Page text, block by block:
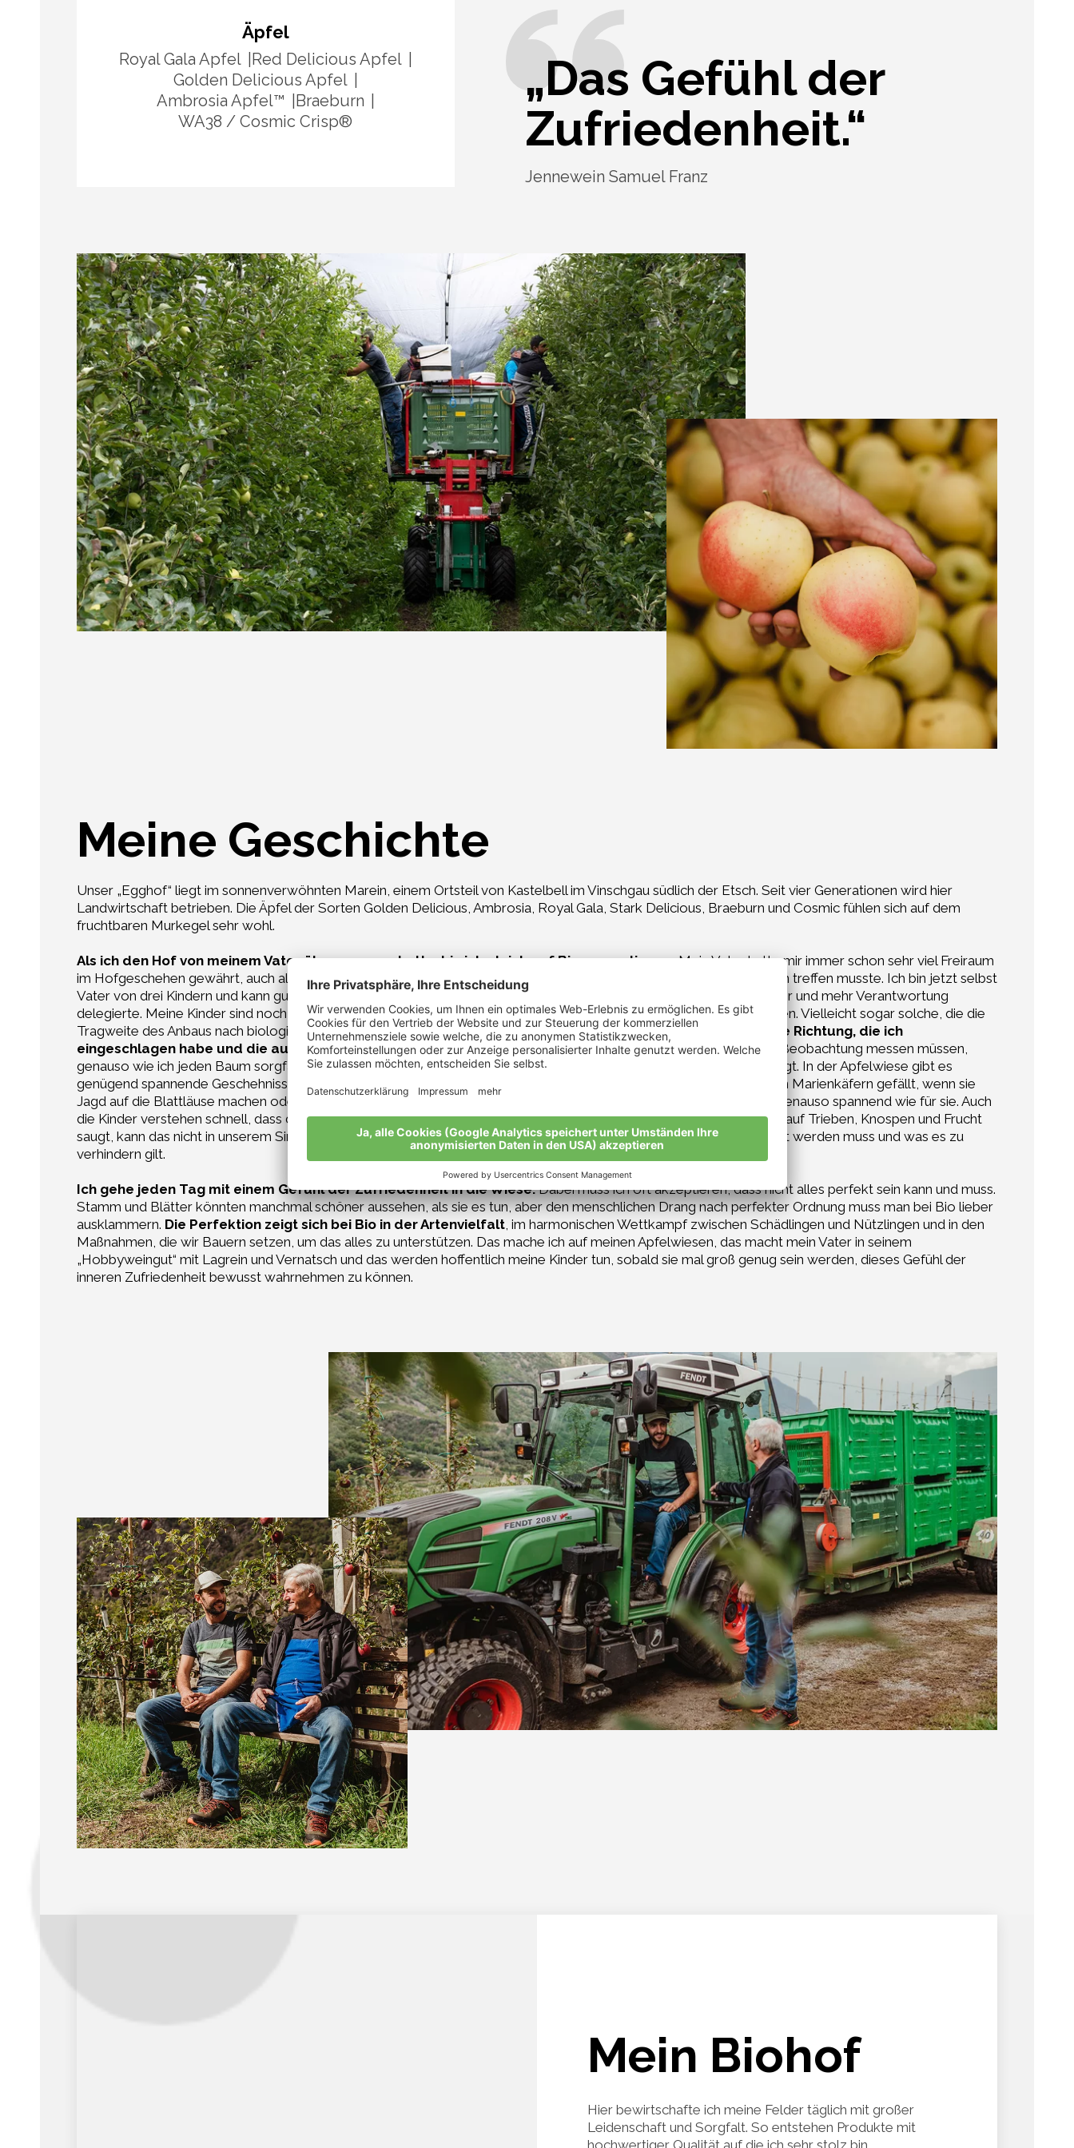
Äpfel
Royal Gala Apfel Red Delicious Apfel
Golden Delicious Apfel
Ambrosia Apfel™​
Braeburn
WA38 / Cosmic Crisp®
„Das Gefühl der
Zufriedenheit.“
Jennewein Samuel Franz
Meine Geschichte
Unser „Egghof“ liegt im sonnenverwöhnten Marein, einem Ortsteil von Kastelbell im Vinschgau südlich der Etsch. Seit vier Generationen wird hier
Landwirtschaft betrieben. Die Äpfel der Sorten Golden Delicious, Ambrosia, Royal Gala, Stark Delicious, Braeburn und Cosmic fühlen sich auf dem
fruchtbaren Murkegel sehr wohl.
Als ich den Hof von meinem Vater übernommen hatte, bin ich gleich auf Bio umgestiegen.Mein Vater hatte mir immer schon sehr viel Freiraum
im Hofgeschehen gewährt, auch als ich noch nicht in vorderster Front die Verantwortung für wichtige Entscheidungen treffen musste. Ich bin jetzt selbst
Vater von drei Kindern und kann gut nachvollziehen, wie sich mein Vater damals fühlte, als er seinem Nachwuchs mehr und mehr Verantwortung
delegierte. Meine Kinder sind noch sehr klein, werden aber irgendwann selbst wichtige Entscheidungen treffen müssen. Vielleicht sogar solche, die die
Tragweite des Anbaus nach biologischen Richtlinien übertreffen werden.Im Moment ist Bio die zukunftsweisende Richtung, die ich
eingeschlagen habe und die auch ihr Großwerden positiv beeinflussen soll.Sie werden sich in der Kunst der Beobachtung messen müssen,
genauso wie ich jeden Baum sorgfältig kennenlernen will und muss, damit er schöne und gesunde Früchte hervorbringt. In der Apfelwiese gibt es
genügend spannende Geschehnisse und den Kindern wird es dabei unmöglich langweilig. Das was den Kindern an den Marienkäfern gefällt, wenn sie
Jagd auf die Blattläuse machen oder wenn Zehrwespen und Ohrenzwicker nach Blutläusen suchen, das ist für mich genauso spannend wie für sie. Auch
die Kinder verstehen schnell, dass die Wolle der Blutlaus hässliche Flecken auf den Früchten hinterlässt und wenn sie auf Trieben, Knospen und Frucht
saugt, kann das nicht in unserem Sinne sein. Intuitiv eignen sie sich ein Gefühl dafür an, was in der Apfelwiese gefördert werden muss und was es zu
verhindern gilt.
Ich gehe jeden Tag mit einem Gefühl der Zufriedenheit in die Wiese.Dabei muss ich oft akzeptieren, dass nicht alles perfekt sein kann und muss.
Stamm und Blätter könnten manchmal schöner aussehen, als sie es tun, aber den menschlichen Drang nach perfekter Ordnung muss man bei Bio lieber
ausklammern. Die Perfektion zeigt sich bei Bio in der Artenvielfalt, im harmonischen Wettkampf zwischen Schädlingen und Nützlingen und in den
Maßnahmen, die wir Bauern setzen, um das alles zu unterstützen. Das mache ich auf meinen Apfelwiesen, das macht mein Vater in seinem
„Hobbyweingut“ mit Lagrein und Vernatsch und das werden hoffentlich meine Kinder tun, sobald sie mal groß genug sein werden, dieses Gefühl der
inneren Zufriedenheit bewusst wahrnehmen zu können.
Mein Biohof
Hier bewirtschafte ich meine Felder täglich mit großer
Leidenschaft und Sorgfalt. So entstehen Produkte mit